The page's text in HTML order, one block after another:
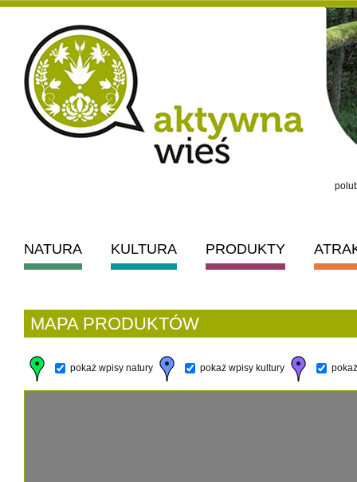
NATURA KULTURA PRODUKTY
MAPA PRODUKTÓW
pokaż wpisy natury pokaż wpisy kultury